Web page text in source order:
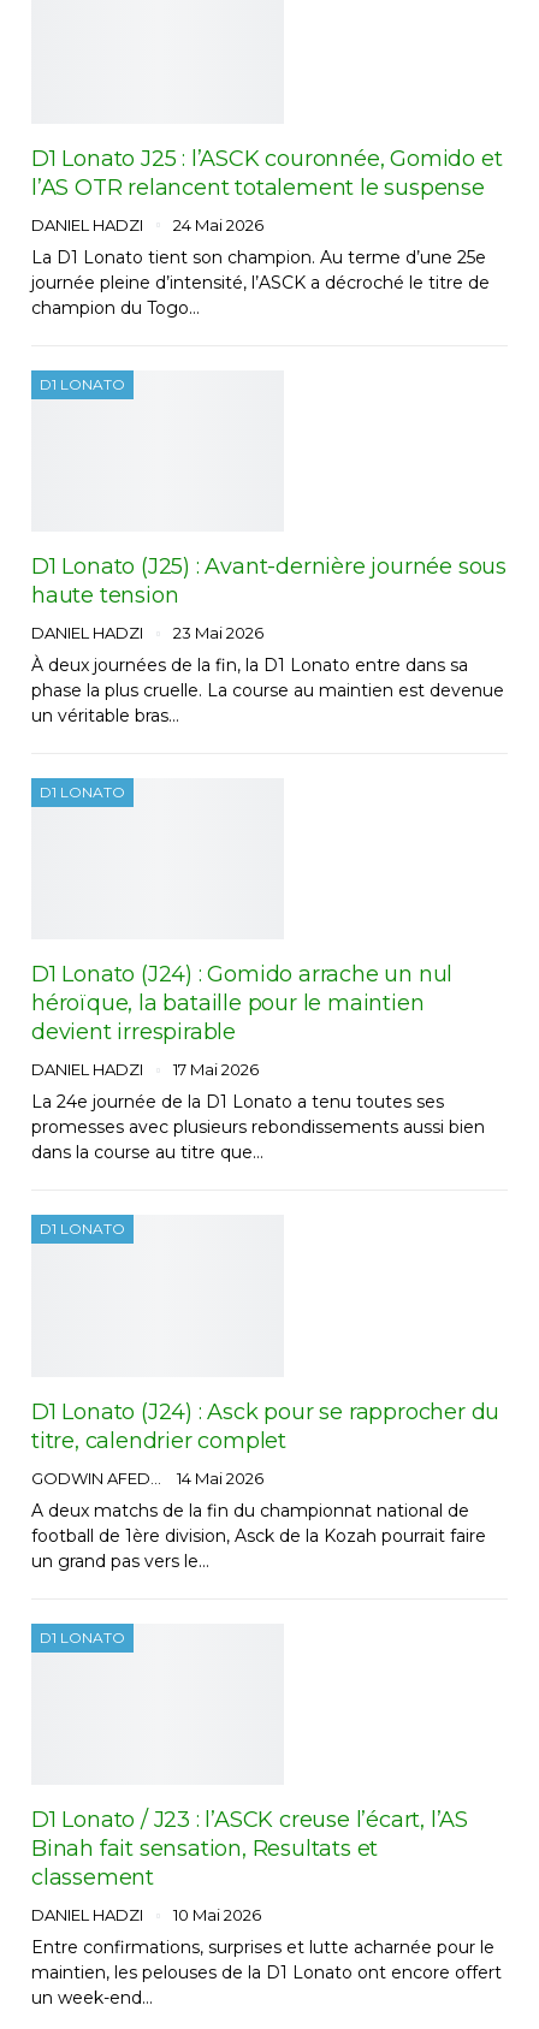
D1 Lonato J25 : l’ASCK couronnée, Gomido et
l’AS OTR relancent totalement le suspense
DANIEL HADZI 24 Mai 2026
La D1 Lonato tient son champion. Au terme d’une 25e
journée pleine d’intensité, l’ASCK a décroché le titre de
champion du Togo…
D1 LONATO
D1 Lonato (J25) : Avant-dernière journée sous
haute tension
DANIEL HADZI 23 Mai 2026
À deux journées de la fin, la D1 Lonato entre dans sa
phase la plus cruelle. La course au maintien est devenue
un véritable bras…
D1 LONATO
D1 Lonato (J24) : Gomido arrache un nul
héroïque, la bataille pour le maintien
devient irrespirable
DANIEL HADZI 17 Mai 2026
La 24e journée de la D1 Lonato a tenu toutes ses
promesses avec plusieurs rebondissements aussi bien
dans la course au titre que…
D1 LONATO
D1 Lonato (J24) : Asck pour se rapprocher du
titre, calendrier complet
14 Mai 2026
A deux matchs de la fin du championnat national de
football de 1ère division, Asck de la Kozah pourrait faire
un grand pas vers le…
D1 LONATO
D1 Lonato / J23 : l’ASCK creuse l’écart, l’AS
Binah fait sensation, Resultats et
classement
DANIEL HADZI 10 Mai 2026
Entre confirmations, surprises et lutte acharnée pour le
maintien, les pelouses de la D1 Lonato ont encore offert
un week-end…